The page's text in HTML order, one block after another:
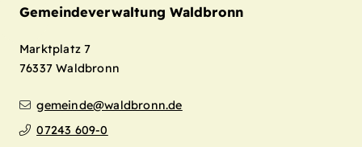
Gemeindeverwaltung Waldbronn
Marktplatz 7
76337 Waldbronn
gemeinde@waldbronn.de
07243 609-0